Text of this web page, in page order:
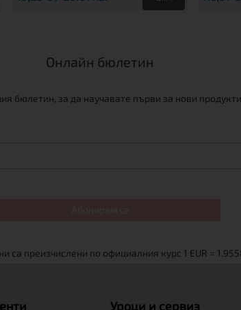
Онлайн бюлетин
бюлетин, за да научавате първи за нови
Уроци и сервиз